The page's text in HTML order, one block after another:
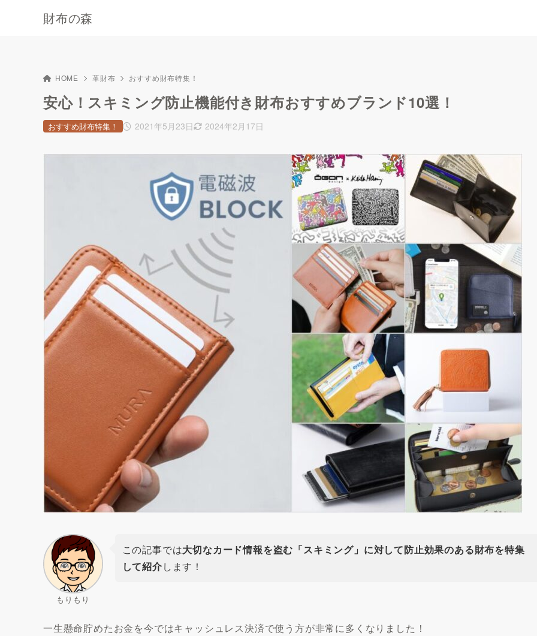
財布の森
HOME 革財布 おすすめ財布特集！
安心！スキミング防止機能付き財布おすすめブランド10選！
2021年5月23日 2024年2月17日
おすすめ財布特集！
もりもり
この記事では大切なカード情報を盗む「スキミング」に対して防止効果のある財布を特集
して紹介します！
一生懸命貯めたお金を今ではキャッシュレス決済で使う方が非常に多くなりました！